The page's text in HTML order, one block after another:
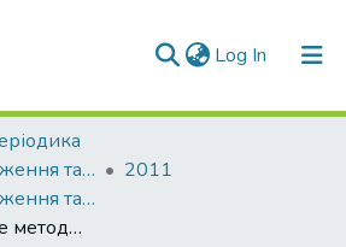
Log In (current)
Системні дослідження та інформаційні технології
2011
Системні дослідження та інформаційні технології: науково-технічний журнал, № 2
Количественные методы обработки мнений экспертов при оценке качества и перспективности представленных для финансирования инновационных проектов